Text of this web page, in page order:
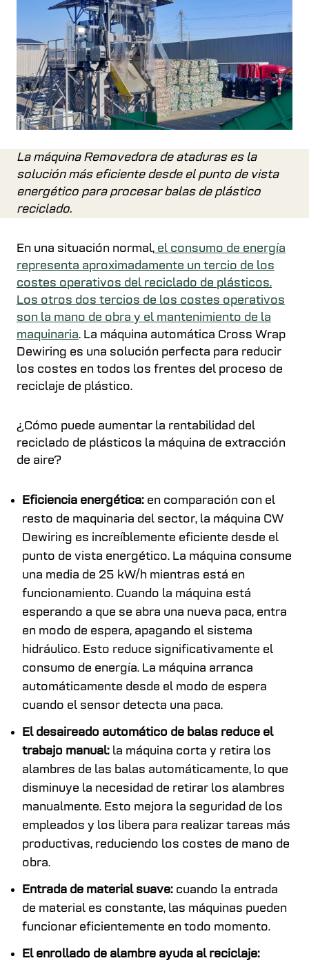
La máquina Removedora de ataduras es la
solución más eficiente desde el punto de vista
energético para procesar balas de plástico
reciclado.
En una situación normal, el consumo de energía
representa aproximadamente un tercio de los
costes operativos del reciclado de plásticos.
Los otros dos tercios de los costes operativos
son la mano de obra y el mantenimiento de la
maquinaria. La máquina automática Cross Wrap
Dewiring es una solución perfecta para reducir
los costes en todos los frentes del proceso de
reciclaje de plástico.
¿Cómo puede aumentar la rentabilidad del
reciclado de plásticos la máquina de extracción
de aire?
Eficiencia energética: en comparación con el
resto de maquinaria del sector, la máquina CW
Dewiring es increíblemente eficiente desde el
punto de vista energético. La máquina consume
una media de 25 kW/h mientras está en
funcionamiento. Cuando la máquina está
esperando a que se abra una nueva paca, entra
en modo de espera, apagando el sistema
hidráulico. Esto reduce significativamente el
consumo de energía. La máquina arranca
automáticamente desde el modo de espera
cuando el sensor detecta una paca.
El desaireado automático de balas reduce el
trabajo manual: la máquina corta y retira los
alambres de las balas automáticamente, lo que
disminuye la necesidad de retirar los alambres
manualmente. Esto mejora la seguridad de los
empleados y los libera para realizar tareas más
productivas, reduciendo los costes de mano de
obra.
Entrada de material suave: cuando la entrada
de material es constante, las máquinas pueden
funcionar eficientemente en todo momento.
El enrollado de alambre ayuda al reciclaje: